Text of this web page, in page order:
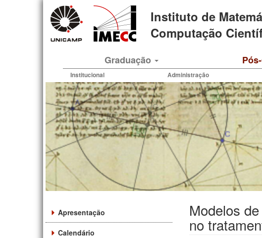
Instituto de
Computação
Graduação
Institucional Administração
Apresentação
Calendário
Modelos
no